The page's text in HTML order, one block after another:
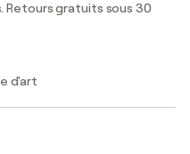
Retours gratuits sous 30
d'art